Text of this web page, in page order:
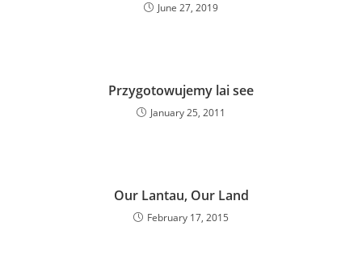
June 27, 2019
Przygotowujemy lai see
January 25, 2011
Our Lantau, Our Land
February 17, 2015